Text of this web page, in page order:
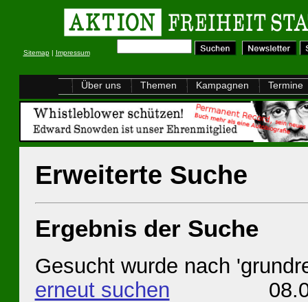
Sitemap| Impressum
Über uns Themen Kampagnen Termine
Erweiterte Suche
Ergebnis der Suche
Gesucht wurde nach
erneut suchen